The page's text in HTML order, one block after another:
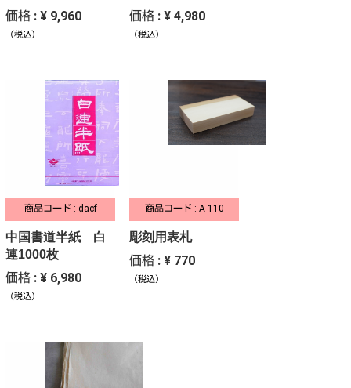
価格 : ¥ 9,960
（税込）
価格 : ¥ 4,980
（税込）
商品コード : dacf
中国書道半紙 白
連1000枚
価格 : ¥ 6,980
（税込）
商品コード : A-110
彫刻用表札
価格 : ¥ 770
（税込）